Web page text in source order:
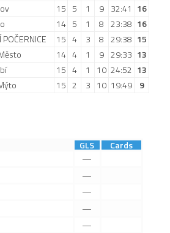
15 5 1 9 32:41 16
14 5 1 8 23:38 16
15 4 3 8 29:38 15
14 4 1 9 29:33 13
15 4 1 10 24:52 13
15 2 3 10 19:49 9
GLS
Cards
—
—
—
—
—